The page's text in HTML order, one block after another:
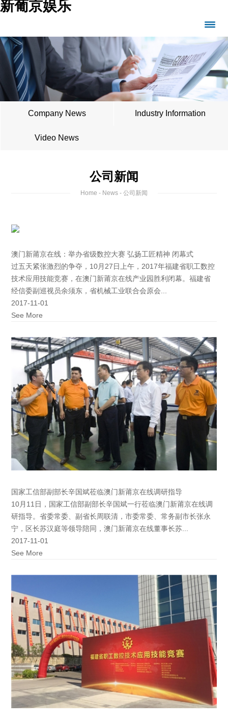
新葡京娱乐
Company News Industry Information
Video News
公司新闻
Home - News - 公司新闻
澳门新莆京在线：举办省级数控大赛 弘扬工匠精神 闭幕式
过五天紧张激烈的争夺，10月27日上午，2017年福建省职工数控
技术应用技能竞赛，在澳门新莆京在线产业园胜利闭幕。福建省
经信委副巡视员余须东，省机械工业联合会原会...
2017-11-01
See More
国家工信部副部长辛国斌莅临澳门新莆京在线调研指导
10月11日，国家工信部副部长辛国斌一行莅临澳门新莆京在线调
研指导。省委常委、副省长周联清，市委常委、常务副市长张永
宁，区长苏汉庭等领导陪同，澳门新莆京在线董事长苏...
2017-11-01
See More